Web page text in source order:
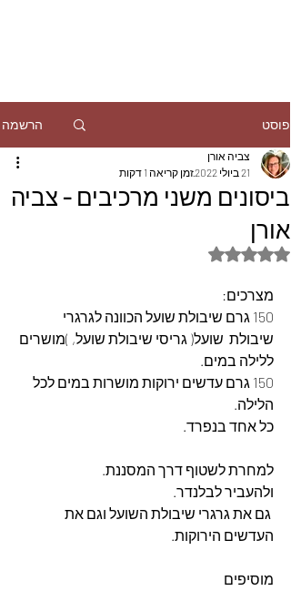
פוסט הרשמה
ביסונים משני מרכיבים - צביה
אורן
צביה אורן
21 ביולי 2022
זמן קריאה 1 דקות
דירוג של NaN מתוך 5 כוכבים
מצרכים:
150 גרם שיבולת שועל הכוונה לגרגרי
שיבולת  שועל( גריסי שיבולת שועל, )מושרים
ללילה במים.
150 גרם עדשים ירוקות מושרות במים לכל
הלילה.
כל אחד בנפרד.
למחרת לשטוף דרך המסננת.
ולהעביר לבלנדר.
גם את גרגרי שיבולת השועל וגם את
העדשים הירוקות.
מוסיפים